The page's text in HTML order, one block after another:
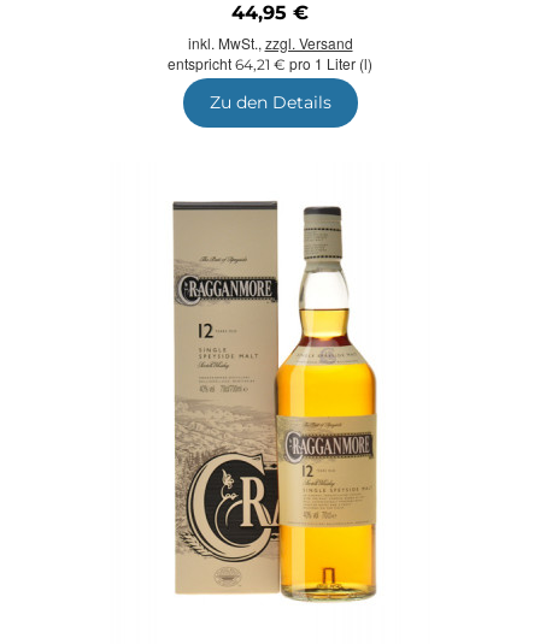
44,95 €
inkl. MwSt., zzgl. Versand
entspricht 64,21 € pro 1 Liter (l)
Zu den Details